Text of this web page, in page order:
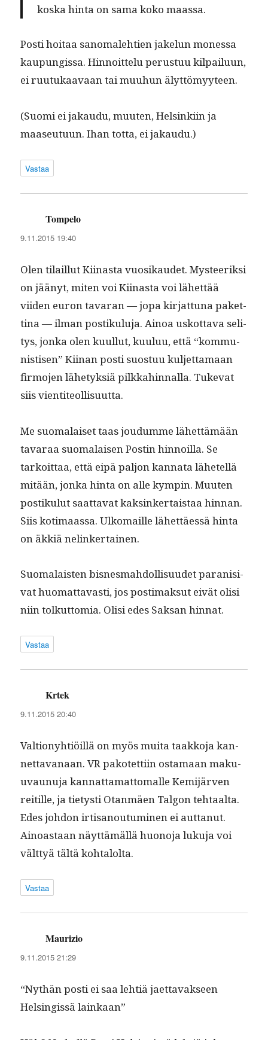
kos­ka hin­ta on sama koko maassa.
Posti hoitaa sanomale­htien jakelun mon­es­sa
kaupungis­sa. Hin­noit­telu perus­tuu kil­pailu­un,
ei ruu­tukaavaan tai muuhun älyttömyyteen.
(Suo­mi ei jakaudu, muuten, Helsinki­in ja
maaseu­tu­un. Ihan tot­ta, ei jakaudu.)
Vastaa
Tompelo
9.11.2015 19:40
Olen tilail­lut Kiinas­ta vuosikaudet. Mys­teerik­si
on jäänyt, miten voi Kiinas­ta voi lähet­tää
viiden euron tavaran — jopa kir­jat­tuna paket­
ti­na — ilman postiku­lu­ja. Ain­oa uskot­ta­va seli­
tys, jon­ka olen kuul­lut, kuu­luu, että “kom­mu­
nis­tisen” Kiinan posti suos­tuu kul­jet­ta­maan
fir­mo­jen lähetyk­siä pilkkahin­nal­la. Tuke­vat
siis vientiteollisuutta.
Me suo­ma­laiset taas joudumme lähet­tämään
tavaraa suo­ma­laisen Postin hin­noil­la. Se
tarkoit­taa, että eipä paljon kan­na­ta lähetel­lä
mitään, jon­ka hin­ta on alle kympin. Muuten
postiku­lut saat­ta­vat kaksinker­tais­taa hin­nan.
Siis koti­maas­sa. Ulko­maille lähet­täessä hin­ta
on äkkiä nelinkertainen.
Suo­ma­lais­ten bis­nes­mah­dol­lisu­udet parani­si­
vat huo­mat­tavasti, jos pos­ti­mak­sut eivät olisi
niin tolkut­to­mia. Olisi edes Sak­san hinnat.
Vastaa
Krtek
9.11.2015 20:40
Val­tiony­htiöil­lä on myös mui­ta taakko­ja kan­
net­ta­vanaan. VR pakotet­ti­in osta­maan maku­
u­vaunu­ja kan­nat­ta­mat­toma­lle Kemi­jär­ven
reit­ille, ja tietysti Otan­mäen Tal­gon tehtaal­ta.
Edes johdon irti­sanou­tu­mi­nen ei aut­tanut.
Ain­oas­taan näyt­tämäl­lä huono­ja luku­ja voi
vält­tyä tältä kohtalolta.
Vastaa
Maurizio
9.11.2015 21:29
“Nythän posti ei saa lehtiä jaet­tavak­seen
Helsingis­sä lainkaan”